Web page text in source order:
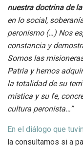
nuestra doctrina de
en lo social,
peronismo (…) Nos
constancia y
Somos las
Patria y hemos
la totalidad de su
mística y su fe,
cultura peronista…”
En el diálogo que
la consultamos si a